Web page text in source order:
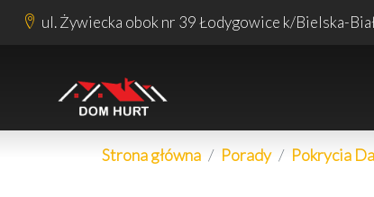
ul. Żywiecka obok nr 39 Łodygowice k/Bielska-
Strona główna Porady Pokrycia